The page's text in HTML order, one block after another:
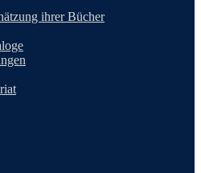
ihrer Bücher